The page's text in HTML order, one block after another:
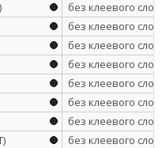
без клеевого слоя
без клеевого слоя
без клеевого слоя
без клеевого слоя
без клеевого слоя
без клеевого слоя
без клеевого слоя
без клеевого слоя